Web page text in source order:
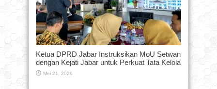
Ketua DPRD Jabar Instruksikan MoU Setwan
dengan Kejati Jabar untuk Perkuat Tata Kelola
Mei 21, 2026